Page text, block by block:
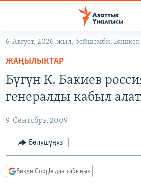
Навигацияга
өтүңүз
Издөөгө
салыңызКЫРГЫЗСТАН
ЭКОНОМИКА
МАДАНИЯТ
ДҮЙНӨ
БОРБОР АЗИЯ
УКРАИНА
АТАЙЫН ИЛИКТӨӨ
ТВ ПРОГРАММАЛАР
ЭКСПЕРТТЕР ТАЛДАЙТ
ӨЗГӨЧӨ ПИКИР
6-Август, 2026-жыл, бейшемби, Бишкек
ЖАҢЫЛЫКТАР
Бүгүн К. Бакиев
генералды кабыл алат
9-Сентябрь, 2009
Бөлүшүңүз
Бизди Google'дан табыңыз